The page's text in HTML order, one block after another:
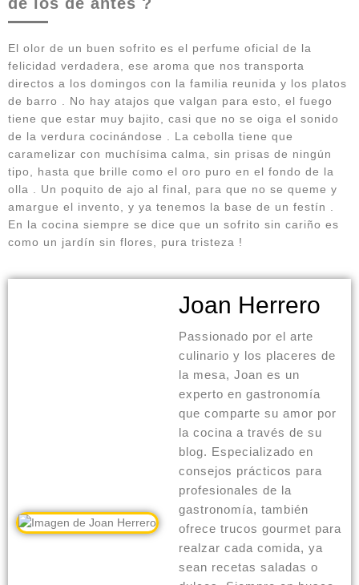
El olor de un buen sofrito es el perfume oficial de la
felicidad verdadera, ese aroma que nos transporta
directos a los domingos con la familia reunida y los platos
de barro . No hay atajos que valgan para esto, el fuego
tiene que estar muy bajito, casi que no se oiga el sonido
de la verdura cocinándose . La cebolla tiene que
caramelizar con muchísima calma, sin prisas de ningún
tipo, hasta que brille como el oro puro en el fondo de la
olla . Un poquito de ajo al final, para que no se queme y
amargue el invento, y ya tenemos la base de un festín .
En la cocina siempre se dice que un sofrito sin cariño es
como un jardín sin flores, pura tristeza !
Joan Herrero
Passionado por el arte
culinario y los placeres de
la mesa, Joan es un
experto en gastronomía
que comparte su amor por
la cocina a través de su
blog. Especializado en
consejos prácticos para
profesionales de la
gastronomía, también
ofrece trucos gourmet para
realzar cada comida, ya
sean recetas saladas o